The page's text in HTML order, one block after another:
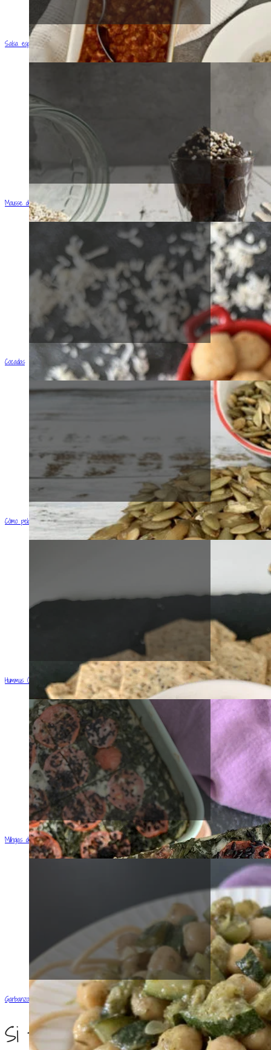
Salsa especiada de Garbanzos
Mousse de Chocolate
Cocadas
Cómo pelar semillas de Calabaza
Hummus (actualizada)
Milhojas de papas y espinacas
Garbanzos al pesto
Si te gustó, compártela!